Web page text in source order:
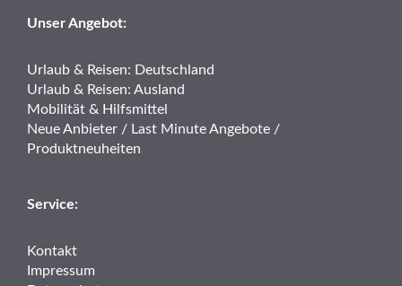
Unser Angebot:
Urlaub & Reisen: Deutschland
Urlaub & Reisen: Ausland
Mobilität & Hilfsmittel
Neue Anbieter / Last Minute Angebote /
Produktneuheiten
Service:
Kontakt
Impressum